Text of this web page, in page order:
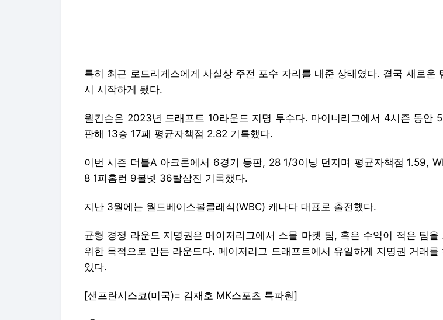
특히 최근 로드리게스에게 사실상 주전 포수 자리를 내준 상태였다. 결국 새로운
시 시작하게 됐다.
윌킨슨은 2023년 드래프트 10라운드 지명 투수다. 마이너리그에서 4시즌 동안
판해 13승 17패 평균자책점 2.82 기록했다.
이번 시즌 더블A 아크론에서 6경기 등판, 28 1/3이닝 던지며 평균자책점 1.59,
8 1피홈런 9볼넷 36탈삼진 기록했다.
지난 3월에는 월드베이스볼클래식(WBC) 캐나다 대표로 출전했다.
균형 경쟁 라운드 지명권은 메이저리그에서 스몰 마켓 팀, 혹은 수익이 적은 팀을
위한 목적으로 만든 라운드다. 메이저리그 드래프트에서 유일하게 지명권 거래를
있다.
[샌프란시스코(미국)= 김재호 MK스포츠 특파원]